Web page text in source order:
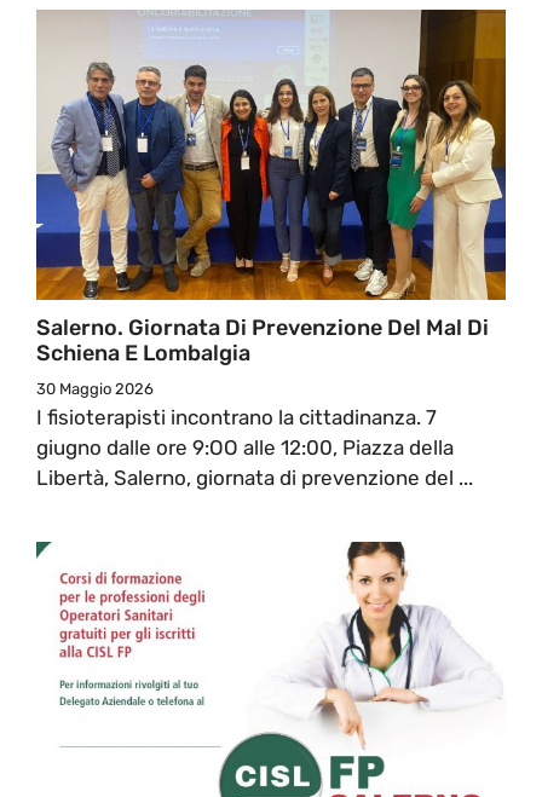
Salerno. Giornata Di Prevenzione Del Mal Di
Schiena E Lombalgia
30 Maggio 2026
I fisioterapisti incontrano la cittadinanza. 7
giugno dalle ore 9:OO alle 12:00, Piazza della
Libertà, Salerno, giornata di prevenzione del ...